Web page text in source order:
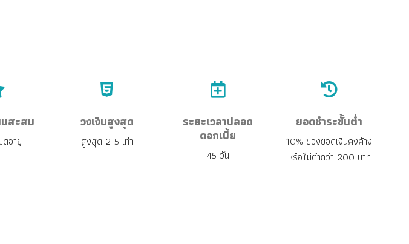
สะสม
อายุ
วงเงินสูงสุด
สูงสุด 2-5 เท่า
ระยะเวลาปลอด
ดอกเบี้ย
45 วัน
ยอดชำระขั้นต่ำ
10% ของยอดเงินคงค้าง
หรือไม่ต่ำกว่า 200 บาท